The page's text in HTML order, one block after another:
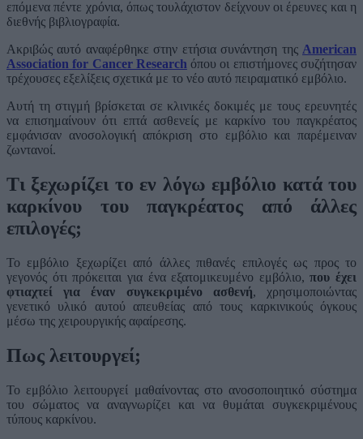
επόμενα πέντε χρόνια, όπως τουλάχιστον δείχνουν οι έρευνες και η
διεθνής βιβλιογραφία.
Ακριβώς αυτό αναφέρθηκε στην ετήσια συνάντηση της American
Association for Cancer Researchόπου οι επιστήμονες συζήτησαν
τρέχουσες εξελίξεις σχετικά με το νέο αυτό πειραματικό εμβόλιο.
Αυτή τη στιγμή βρίσκεται σε κλινικές δοκιμές με τους ερευνητές
να επισημαίνουν ότι επτά ασθενείς με καρκίνο του παγκρέατος
εμφάνισαν ανοσολογική απόκριση στο εμβόλιο και παρέμειναν
ζωντανοί.
Τι ξεχωρίζει το εν λόγω εμβόλιο κατά του
καρκίνου του παγκρέατος από άλλες
επιλογές;
Το εμβόλιο ξεχωρίζει από άλλες πιθανές επιλογές ως προς το
γεγονός ότι πρόκειται για ένα εξατομικευμένο εμβόλιο,που έχει
φτιαχτεί για έναν συγκεκριμένο ασθενή, χρησιμοποιώντας
γενετικό υλικό αυτού απευθείας από τους καρκινικούς όγκους
μέσω της χειρουργικής αφαίρεσης.
Πως λειτουργεί;
Το εμβόλιο λειτουργεί μαθαίνοντας στο ανοσοποιητικό σύστημα
του σώματος να αναγνωρίζει και να θυμάται συγκεκριμένους
τύπους καρκίνου.